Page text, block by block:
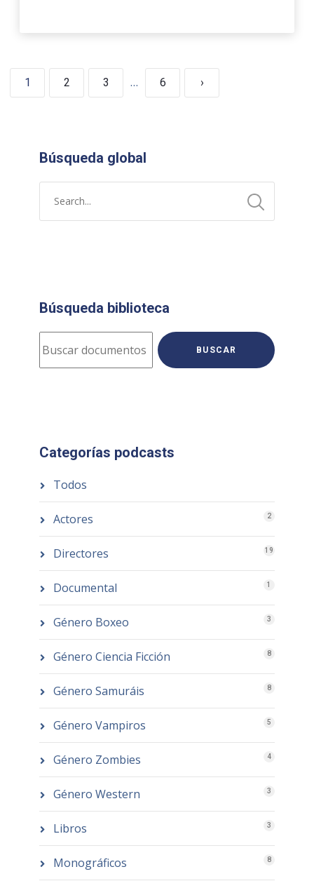
1 2 3 … 6 ›
Búsqueda global
Búsqueda biblioteca
BUSCAR
Categorías podcasts
Todos
Actores 2
Directores 19
Documental 1
Género Boxeo 3
Género Ciencia Ficción 8
Género Samuráis 8
Género Vampiros 5
Género Zombies 4
Género Western 3
Libros 3
Monográficos 8